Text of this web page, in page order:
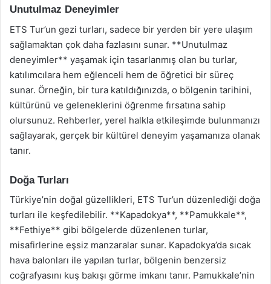
Unutulmaz Deneyimler
ETS Tur’un gezi turları, sadece bir yerden bir yere ulaşım
sağlamaktan çok daha fazlasını sunar. **Unutulmaz
deneyimler** yaşamak için tasarlanmış olan bu turlar,
katılımcılara hem eğlenceli hem de öğretici bir süreç
sunar. Örneğin, bir tura katıldığınızda, o bölgenin tarihini,
kültürünü ve geleneklerini öğrenme fırsatına sahip
olursunuz. Rehberler, yerel halkla etkileşimde bulunmanızı
sağlayarak, gerçek bir kültürel deneyim yaşamanıza olanak
tanır.
Doğa Turları
Türkiye’nin doğal güzellikleri, ETS Tur’un düzenlediği doğa
turları ile keşfedilebilir. **Kapadokya**, **Pamukkale**,
**Fethiye** gibi bölgelerde düzenlenen turlar,
misafirlerine eşsiz manzaralar sunar. Kapadokya’da sıcak
hava balonları ile yapılan turlar, bölgenin benzersiz
coğrafyasını kuş bakışı görme imkanı tanır. Pamukkale’nin